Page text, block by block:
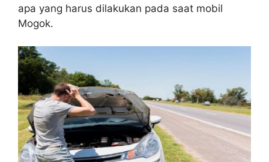
apa yang harus dilakukan pada saat mobil
Mogok.